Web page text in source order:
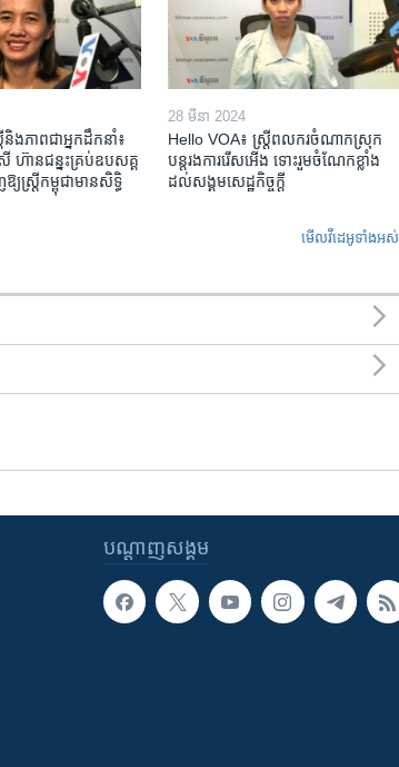
និងភាពជាអ្នកដឹកនាំ៖
ហ៊ានជន្នះគ្រប់ឧបសគ្គ
ស្រ្តីកម្ពុជាមានសិទ្ធិ
28 មីនា 2024
Hello VOA៖ ស្រ្តីពលករចំណាកស្រុក
បន្តរងការរើសអើង ទោះរួមចំណែកខ្លាំង
ដល់សង្គមសេដ្ឋកិច្ចក្តី
មើល​វីដេអូ​ទាំង​អស់
បណ្តាញ​សង្គម